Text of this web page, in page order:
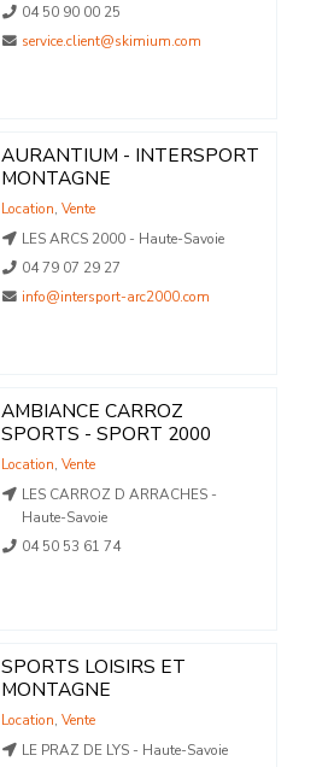
04 50 90 00 25
service.client@skimium.com
AURANTIUM - INTERSPORT
MONTAGNE
Location, Vente
LES ARCS 2000 - Haute-Savoie
04 79 07 29 27
info@intersport-arc2000.com
AMBIANCE CARROZ
SPORTS - SPORT 2000
Location, Vente
LES CARROZ D ARRACHES -
Haute-Savoie
04 50 53 61 74
SPORTS LOISIRS ET
MONTAGNE
Location, Vente
LE PRAZ DE LYS - Haute-Savoie